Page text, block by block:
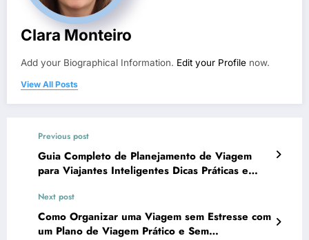
Clara Monteiro
Add your Biographical Information. Edit your Profile now.
View All Posts
Previous post
Guia Completo de Planejamento de Viagem
para Viajantes Inteligentes Dicas Práticas e
Next post
Como Organizar uma Viagem sem Estresse com
um Plano de Viagem Prático e Sem